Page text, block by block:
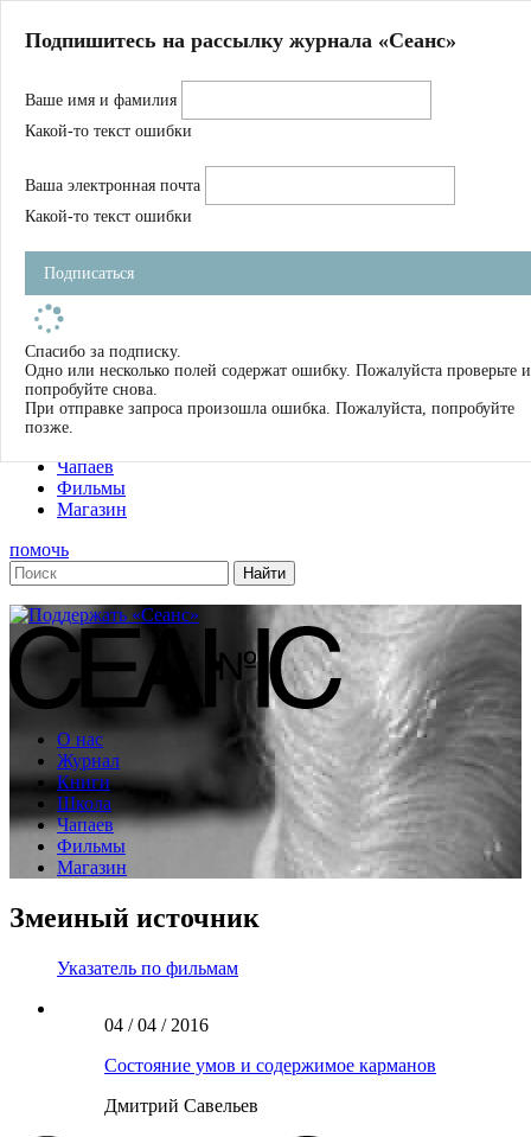
Магазин
Журнал
Школа
Устав
Фильмы
Имена
Тэги
О нас
Журнал
Книги
Чапаев
Фильмы
Магазин
помочь
О нас
Журнал
Книги
Школа
Чапаев
Фильмы
Магазин
Змеиный источник
Указатель по фильмам
04 / 04 / 2016
Состояние умов и содержимое карманов
Дмитрий Савельев
Подпишитесь на рассылку журнала «Сеанс»
Ваше имя и фамилия
Какой-то текст ошибки
Ваша электронная почта
Какой-то текст ошибки
Подписаться
Спасибо за подписку.
Одно или несколько полей содержат ошибку. Пожалуйста проверьте и
попробуйте снова.
При отправке запроса произошла ошибка. Пожалуйста, попробуйте
позже.